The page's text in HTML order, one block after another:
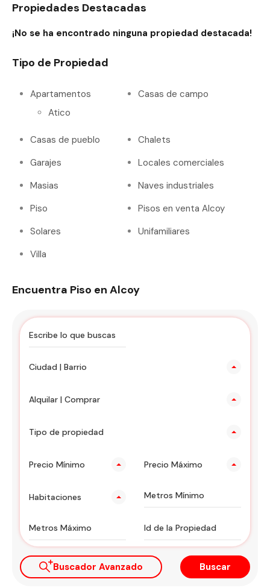
Propiedades Destacadas
¡No se ha encontrado ninguna propiedad destacada!
Tipo de Propiedad
Apartamentos
Atico
Casas de campo
Casas de pueblo
Chalets
Garajes
Locales comerciales
Masias
Naves industriales
Piso
Pisos en venta Alcoy
Solares
Unifamiliares
Villa
Encuentra Piso en Alcoy
Ciudad | Barrio
Alquilar | Comprar
Tipo de propiedad
Precio Mínimo Precio Máximo
Habitaciones
Buscador Avanzado Buscar